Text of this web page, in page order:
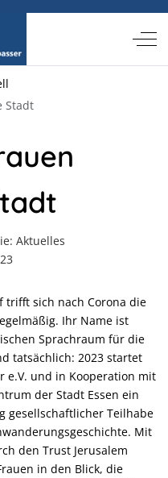
Off-
Stadt
Aktuelles
trifft sich nach Corona die
Ihr Name ist
Sprachraum für die
tatsächlich: 2023 startet
e.V. und in Kooperation mit
der Stadt Essen ein
gesellschaftlicher Teilhabe
Mit
den Trust Jerusalem
in den Blick, die